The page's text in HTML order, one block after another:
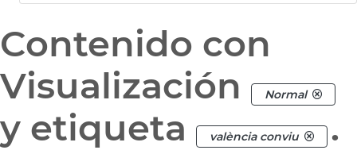
Contenido con
Visualización
Normal
y etiqueta valència conviu .